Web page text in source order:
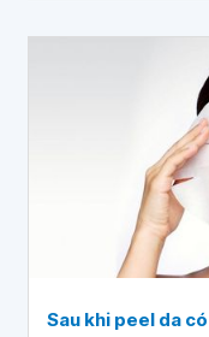
Sau khi peel da